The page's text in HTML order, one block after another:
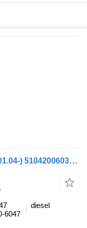
Culbuteur MAN LIONS CITY A78 (01.04-) 51042006031 pour MAN Lion's bus (1991-)
6047
diesel